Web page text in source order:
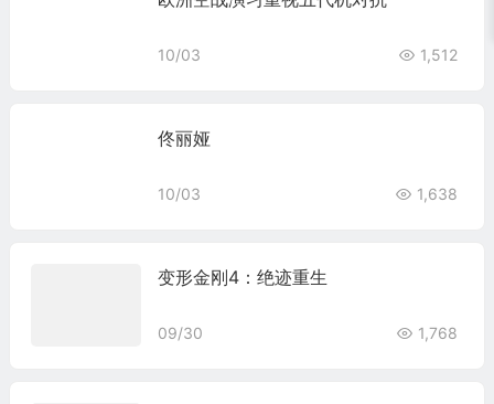
10/03 1,512
佟丽娅
10/03 1,638
变形金刚4：绝迹重生
09/30 1,768